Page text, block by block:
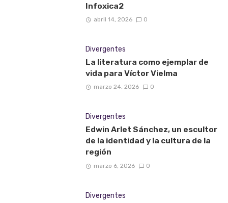
Infoxica2
abril 14, 2026 0
Divergentes
La literatura como ejemplar de
vida para Víctor Vielma
marzo 24, 2026 0
Divergentes
Edwin Arlet Sánchez, un escultor
de la identidad y la cultura de la
región
marzo 6, 2026 0
Divergentes